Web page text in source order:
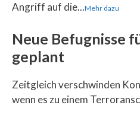
Angriff auf die...Mehr dazu
Neue Befugnisse
geplant
Zeitgleich verschwinden
wenn es zu einem